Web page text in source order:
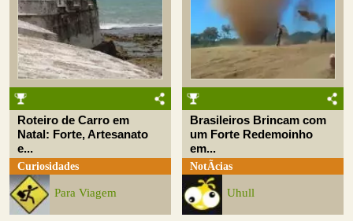
Roteiro de Carro em
Natal: Forte, Artesanato
e...
Curiosidades
Para Viagem
Brasileiros Brincam com
um Forte Redemoinho
em...
NotÃ­cias
Uhull